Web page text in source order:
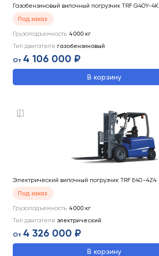
Газобензиновый вилочный погрузчик TRF G40Y-4K
Под заказ
Грузоподъемность 4000 кг
Тип двигателя газобензиновый
От 4 106 000 ₽
В корзину
Электрический вилочный погрузчик TRF E40-4Z4
Под заказ
Грузоподъемность 4000 кг
Тип двигателя электрический
От 4 326 000 ₽
В корзину